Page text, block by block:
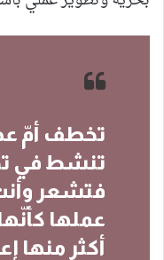
تخطف أمّ
تنشط في
فتشعر
عملها
أكثر منها